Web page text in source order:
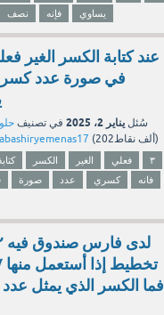
نصف فإنه يساوي
في صورة عدد
سُئل يناير 2، 2025 في تصنيف
( 202ألفنقاط)
الكسر الغير فعلي
٣
صورة عدد كسري
فانه
فما الكسر الذي يمثل عدد